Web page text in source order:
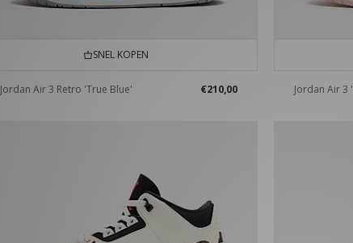
SNEL KOPEN
Jordan Air 3 Retro 'True Blue' €210,00 Jordan Air 3